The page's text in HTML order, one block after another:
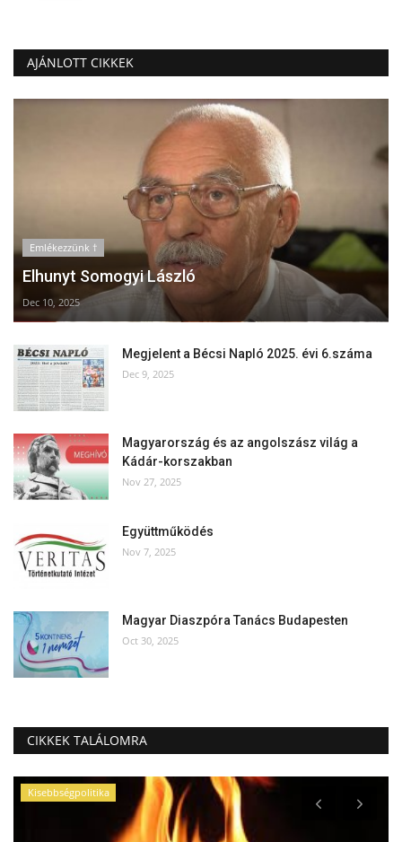
AJÁNLOTT CIKKEK
Emlékezzünk †
Elhunyt Somogyi László
Dec 10, 2025
Megjelent a Bécsi Napló 2025. évi 6.száma
Dec 9, 2025
Magyarország és az angolszász világ a
Kádár-korszakban
Nov 27, 2025
Együttműködés
Nov 7, 2025
Magyar Diaszpóra Tanács Budapesten
Oct 30, 2025
CIKKEK TALÁLOMRA
Kisebbségpolitika